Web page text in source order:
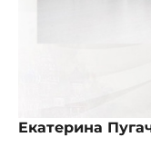
Екатерина